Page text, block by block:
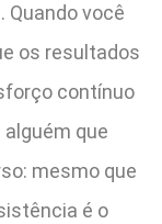
Quando você
os resultados
contínuo
que
mesmo que
é o